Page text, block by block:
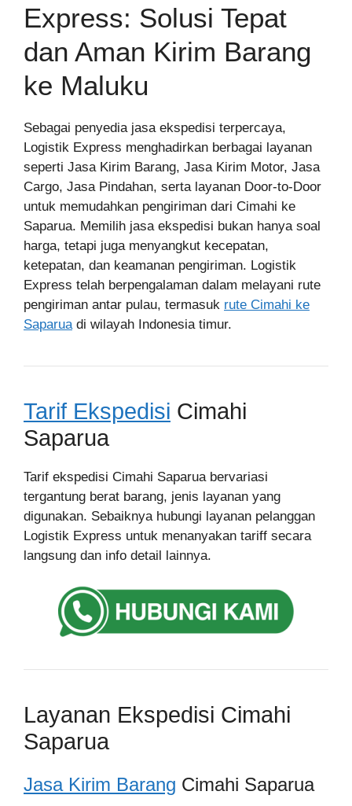
Express: Solusi Tepat
dan Aman Kirim Barang
ke Maluku
Sebagai penyedia jasa ekspedisi terpercaya,
Logistik Express menghadirkan berbagai layanan
seperti Jasa Kirim Barang, Jasa Kirim Motor, Jasa
Cargo, Jasa Pindahan, serta layanan Door-to-Door
untuk memudahkan pengiriman dari Cimahi ke
Saparua. Memilih jasa ekspedisi bukan hanya soal
harga, tetapi juga menyangkut kecepatan,
ketepatan, dan keamanan pengiriman. Logistik
Express telah berpengalaman dalam melayani rute
pengiriman antar pulau, termasuk rute Cimahi ke
Saparuadi wilayah Indonesia timur.
Tarif Ekspedisi Cimahi
Saparua
Tarif ekspedisi Cimahi Saparua bervariasi
tergantung berat barang, jenis layanan yang
digunakan. Sebaiknya hubungi layanan pelanggan
Logistik Express untuk menanyakan tariff secara
langsung dan info detail lainnya.
Layanan Ekspedisi Cimahi
Saparua
Jasa Kirim Barang Cimahi Saparua